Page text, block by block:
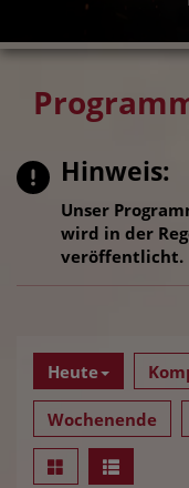
Hinweis:
Unser
wird in der
veröffentlicht.
Heute
Wochenende